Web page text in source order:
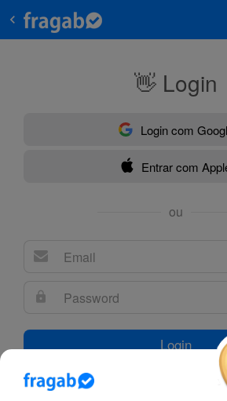
👋 Login
Login com
Entrar com
ou
Login
Recuperar